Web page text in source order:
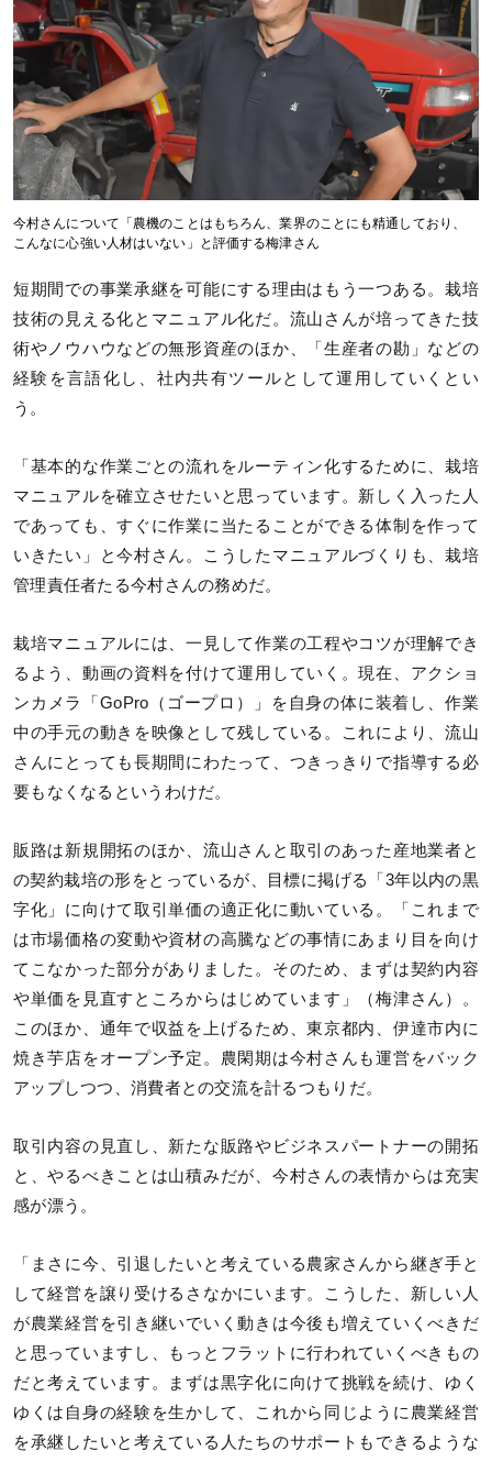
今村さんについて「農機のことはもちろん、業界のことにも精通しており、
こんなに心強い人材はいない」と評価する梅津さん
短期間での事業承継を可能にする理由はもう一つある。栽培
技術の見える化とマニュアル化だ。流山さんが培ってきた技
術やノウハウなどの無形資産のほか、「生産者の勘」などの
経験を言語化し、社内共有ツールとして運用していくとい
う。
「基本的な作業ごとの流れをルーティン化するために、栽培
マニュアルを確立させたいと思っています。新しく入った人
であっても、すぐに作業に当たることができる体制を作って
いきたい」と今村さん。こうしたマニュアルづくりも、栽培
管理責任者たる今村さんの務めだ。
栽培マニュアルには、一見して作業の工程やコツが理解でき
るよう、動画の資料を付けて運用していく。現在、アクショ
ンカメラ「GoPro（ゴープロ）」を自身の体に装着し、作業
中の手元の動きを映像として残している。これにより、流山
さんにとっても長期間にわたって、つきっきりで指導する必
要もなくなるというわけだ。
販路は新規開拓のほか、流山さんと取引のあった産地業者と
の契約栽培の形をとっているが、目標に掲げる「3年以内の黒
字化」に向けて取引単価の適正化に動いている。「これまで
は市場価格の変動や資材の高騰などの事情にあまり目を向け
てこなかった部分がありました。そのため、まずは契約内容
や単価を見直すところからはじめています」（梅津さん）。
このほか、通年で収益を上げるため、東京都内、伊達市内に
焼き芋店をオープン予定。農閑期は今村さんも運営をバック
アップしつつ、消費者との交流を計るつもりだ。
取引内容の見直し、新たな販路やビジネスパートナーの開拓
と、やるべきことは山積みだが、今村さんの表情からは充実
感が漂う。
「まさに今、引退したいと考えている農家さんから継ぎ手と
して経営を譲り受けるさなかにいます。こうした、新しい人
が農業経営を引き継いでいく動きは今後も増えていくべきだ
と思っていますし、もっとフラットに行われていくべきもの
だと考えています。まずは黒字化に向けて挑戦を続け、ゆく
ゆくは自身の経験を生かして、これから同じように農業経営
を承継したいと考えている人たちのサポートもできるような